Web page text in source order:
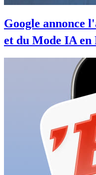
Google annonce
et du Mode IA en